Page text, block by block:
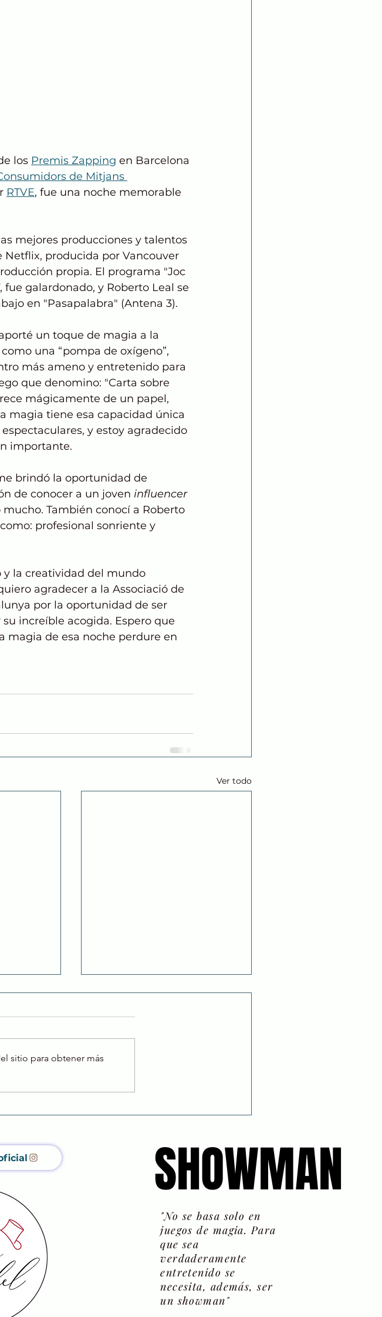
los Premis Zapping en Barcelona
de Mitjans
RTVE, fue una noche memorable
mejores producciones y talentos
producida por Vancouver
propia. El programa "Joc
fue galardonado, y Roberto Leal se
en "Pasapalabra" (Antena 3).
un toque de magia a la
una “pompa de oxígeno”,
más ameno y entretenido para
que denomino: "Carta sobre
mágicamente de un papel,
magia tiene esa capacidad única
y estoy agradecido
importante.
brindó la oportunidad de
de conocer a un joven influencer
También conocí a Roberto
profesional sonriente y
y la creatividad del mundo
agradecer a la Associació de
por la oportunidad de ser
increíble acogida. Espero que
magia de esa noche perdure en
Ver todo
Una nueva ilusión
sitio para obtener más
SHOWMAN
SHOWMAN
"No se basa solo en
juegos de magia. Para
que sea
verdaderamente
entretenido se
necesita, además, ser
un showman"